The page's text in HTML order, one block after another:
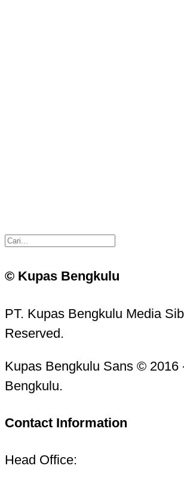
© Kupas Bengkulu
PT. Kupas Bengkulu Media
Reserved.
Kupas Bengkulu Sans © 2016
Bengkulu.
Contact Information
Head Office: